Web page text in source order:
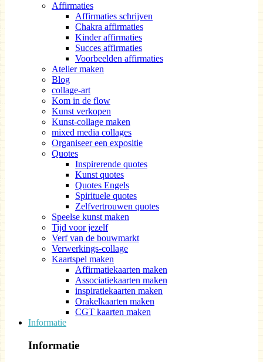
Affirmaties
Affirmaties schrijven
Chakra affirmaties
Kinder affirmaties
Succes affirmaties
Voorbeelden affirmaties
Atelier maken
Blog
collage-art
Kom in de flow
Kunst verkopen
Kunst-collage maken
mixed media collages
Organiseer een expositie
Quotes
Inspirerende quotes
Kunst quotes
Quotes Engels
Spirituele quotes
Zelfvertrouwen quotes
Speelse kunst maken
Tijd voor jezelf
Verf van de bouwmarkt
Verwerkings-collage
Kaartspel maken
Affirmatiekaarten maken
Associatiekaarten maken
inspiratiekaarten maken
Orakelkaarten maken
CGT kaarten maken
Informatie
Informatie